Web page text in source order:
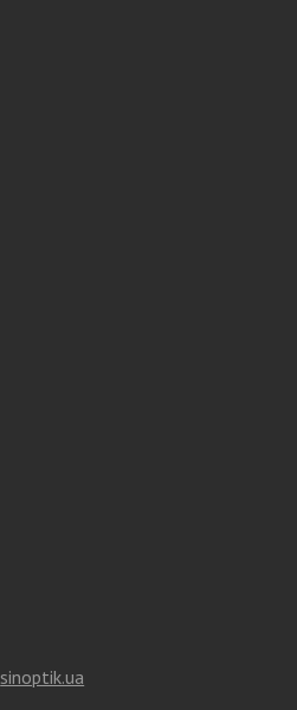
sinoptik.ua